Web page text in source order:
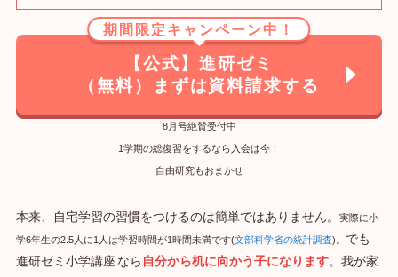
期間限定キャンペーン中！
【公式】進研ゼミ
（無料）まずは資料請求する
8月号絶賛受付中
1学期の総復習をするなら入会は今！
自由研究もおまかせ
本来、自宅学習の習慣をつけるのは簡単ではありません。 実際に小
学6年生の2.5人に1人は学習時間が1時間未満です(文部科学省の統計調査)。 でも
進研ゼミ小学講座 なら 自分から机に向かう子になります。我が家